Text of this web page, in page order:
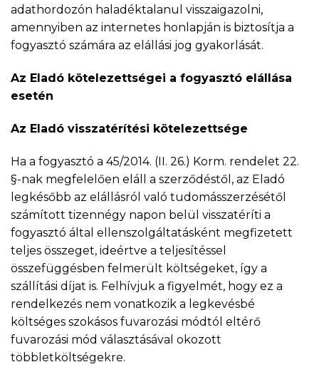
adathordozón haladéktalanul visszaigazolni,
amennyiben az internetes honlapján is biztosítja a
fogyasztó számára az elállási jog gyakorlását.
Az Eladó kötelezettségei a fogyasztó elállása
esetén
Az Eladó visszatérítési kötelezettsége
Ha a fogyasztó a 45/2014. (II. 26.) Korm. rendelet 22.
§-nak megfelelően eláll a szerződéstől, az Eladó
legkésőbb az elállásról való tudomásszerzésétől
számított tizennégy napon belül visszatéríti a
fogyasztó által ellenszolgáltatásként megfizetett
teljes összeget, ideértve a teljesítéssel
összefüggésben felmerült költségeket, így a
szállítási díjat is. Felhívjuk a figyelmét, hogy ez a
rendelkezés nem vonatkozik a legkevésbé
költséges szokásos fuvarozási módtól eltérő
fuvarozási mód választásával okozott
többletköltségekre.